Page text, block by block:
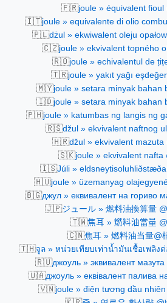
🇫🇷joule » équivalent fioul
🇮🇹joule » equivalente di olio
🇵🇱dżul » ekwiwalent oleju
🇨🇿joule » ekvivalent topného
🇷🇴joule » echivalentul de
🇹🇷joule » yakıt yağı
🇲🇾joule » setara minyak bahan
🇮🇩joule » setara minyak bahan
🇵🇭joule » katumbas ng langis ng
🇷🇸džul » ekvivalent naftnog
🇭🇷džul » ekvivalent mazuta
🇸🇰joule » ekvivalent nafta
🇮🇸Júli »
🇭🇺joule » üzemanyag
🇧🇬джул » еквивалент на гориво
🇯🇵ジュール » 燃料油換算量
🇹🇼焦耳 » 燃料油當量
🇨🇳焦耳 » 燃料油当量@
🇹🇭จูล » หน่วยเทียบเท่าน้ำมันเชื้อเพลิง
🇷🇺джоуль » эквивалент
🇺🇦джоуль » еквівалент палива
🇻🇳joule » điện tương dầu